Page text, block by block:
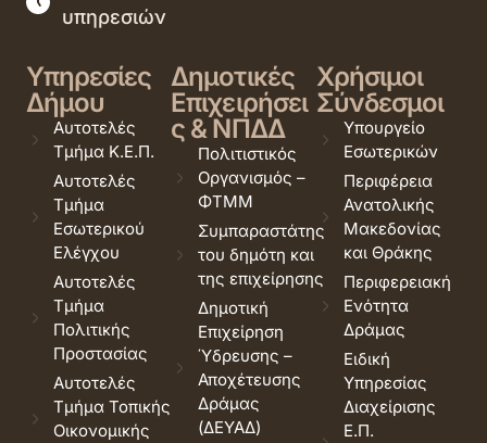
υπηρεσιών
Υπηρεσίες
Δήμου
Αυτοτελές
Τμήμα Κ.Ε.Π.
Αυτοτελές
Τμήμα
Εσωτερικού
Ελέγχου
Αυτοτελές
Τμήμα
Πολιτικής
Προστασίας
Αυτοτελές
Τμήμα Τοπικής
Οικονομικής
Δημοτικές
Επιχειρήσει
ς & ΝΠΔΔ
Πολιτιστικός
Οργανισμός –
ΦΤΜΜ
Συμπαραστάτης
του δημότη και
της επιχείρησης
Δημοτική
Επιχείρηση
Ύδρευσης –
Αποχέτευσης
Δράμας
(ΔΕΥΑΔ)
Χρήσιμοι
Σύνδεσμοι
Υπουργείο
Εσωτερικών
Περιφέρεια
Ανατολικής
Μακεδονίας
και Θράκης
Περιφερειακή
Ενότητα
Δράμας
Ειδική
Υπηρεσίας
Διαχείρισης
Ε.Π.